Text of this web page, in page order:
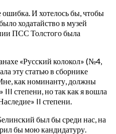
И хотелось бы, чтобы
ходатайство в музей
ПСС Толстого была
«Русский колокол» (№4,
эту статью в сборнике
как номинанту, должны
III степени, но так как я вошла
II степени.
был бы среди нас, на
бы мою кандидатуру.